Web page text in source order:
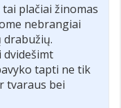
plačiai žinomas
nebrangiai
dvidešimt
tapti ne tik
tvaraus bei